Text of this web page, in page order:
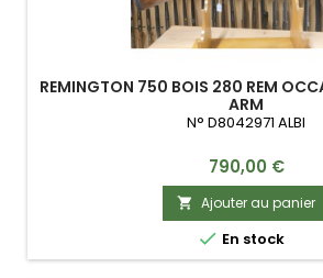
REMINGTON 750 BOIS 280 REM
ARM
N° D8042971 ALBI
Prix
790,00 €
 Ajouter au panier
 En stock